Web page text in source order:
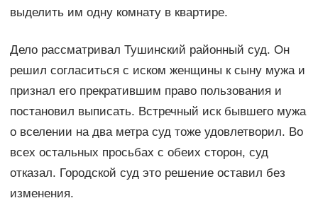
выделить им одну комнату в квартире.
Дело рассматривал Тушинский районный суд. Он
решил согласиться с иском женщины к сыну мужа и
признал его прекратившим право пользования и
постановил выписать. Встречный иск бывшего мужа
о вселении на два метра суд тоже удовлетворил. Во
всех остальных просьбах с обеих сторон, суд
отказал. Городской суд это решение оставил без
изменения.